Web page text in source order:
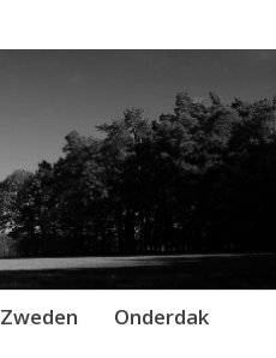
Zweden Onderdak